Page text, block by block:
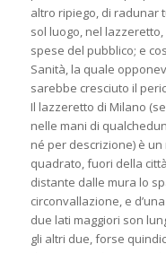
altro ripiego, di radunar
sol luogo, nel
spese del pubblico; e
Sanità, la quale
sarebbe cresciuto il
Il lazzeretto di Milano
nelle mani di
né per descrizione) è
quadrato, fuori della
distante dalle mura lo
circonvallazione, e
due lati maggiori son
gli altri due, forse